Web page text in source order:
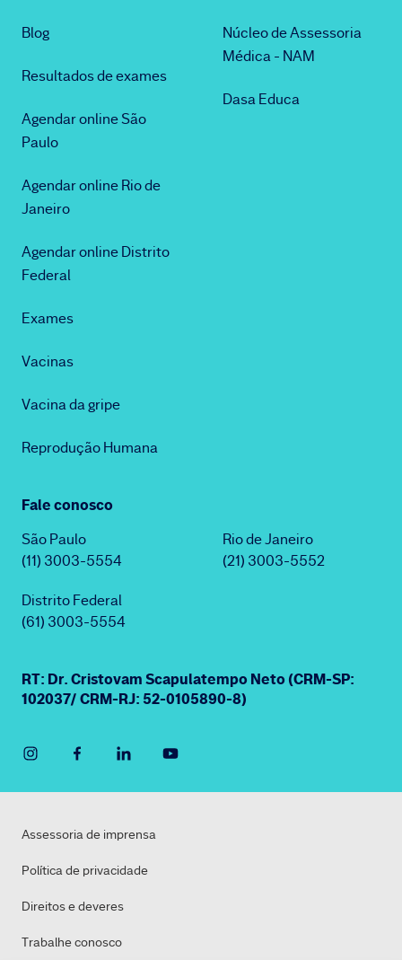
Blog
Resultados de exames
Agendar online São
Paulo
Agendar online Rio de
Janeiro
Agendar online Distrito
Federal
Exames
Vacinas
Vacina da gripe
Reprodução Humana
Núcleo de Assessoria
Médica - NAM
Dasa Educa
Fale conosco
São Paulo
(11) 3003-5554
Rio de Janeiro
(21) 3003-5552
Distrito Federal
(61) 3003-5554
RT: Dr. Cristovam Scapulatempo Neto (CRM-SP:
102037/ CRM-RJ: 52-0105890-8)
Assessoria de imprensa
Política de privacidade
Direitos e deveres
Trabalhe conosco